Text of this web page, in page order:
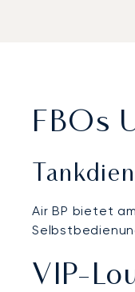
FBOs
Air BP bietet
VIP-